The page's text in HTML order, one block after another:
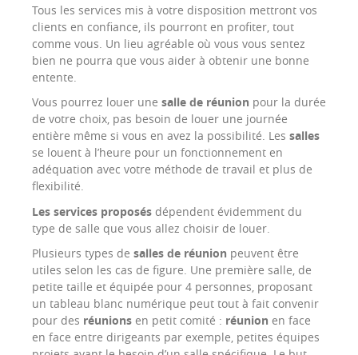
Tous les services mis à votre disposition mettront vos
clients en confiance, ils pourront en profiter, tout
comme vous. Un lieu agréable où vous vous sentez
bien ne pourra que vous aider à obtenir une bonne
entente.
Vous pourrez louer une salle de réunion pour la durée
de votre choix, pas besoin de louer une journée
entière même si vous en avez la possibilité. Les salles
se louent à l’heure pour un fonctionnement en
adéquation avec votre méthode de travail et plus de
flexibilité.
Les services proposés dépendent évidemment du
type de salle que vous allez choisir de louer.
Plusieurs types de salles de réunion peuvent être
utiles selon les cas de figure. Une première salle, de
petite taille et équipée pour 4 personnes, proposant
un tableau blanc numérique peut tout à fait convenir
pour des réunions en petit comité : réunion en face
en face entre dirigeants par exemple, petites équipes